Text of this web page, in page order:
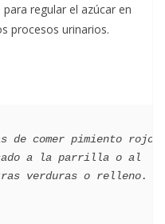
regular el azúcar en
procesos urinarios.
de comer pimiento rojo:
a la parrilla o al